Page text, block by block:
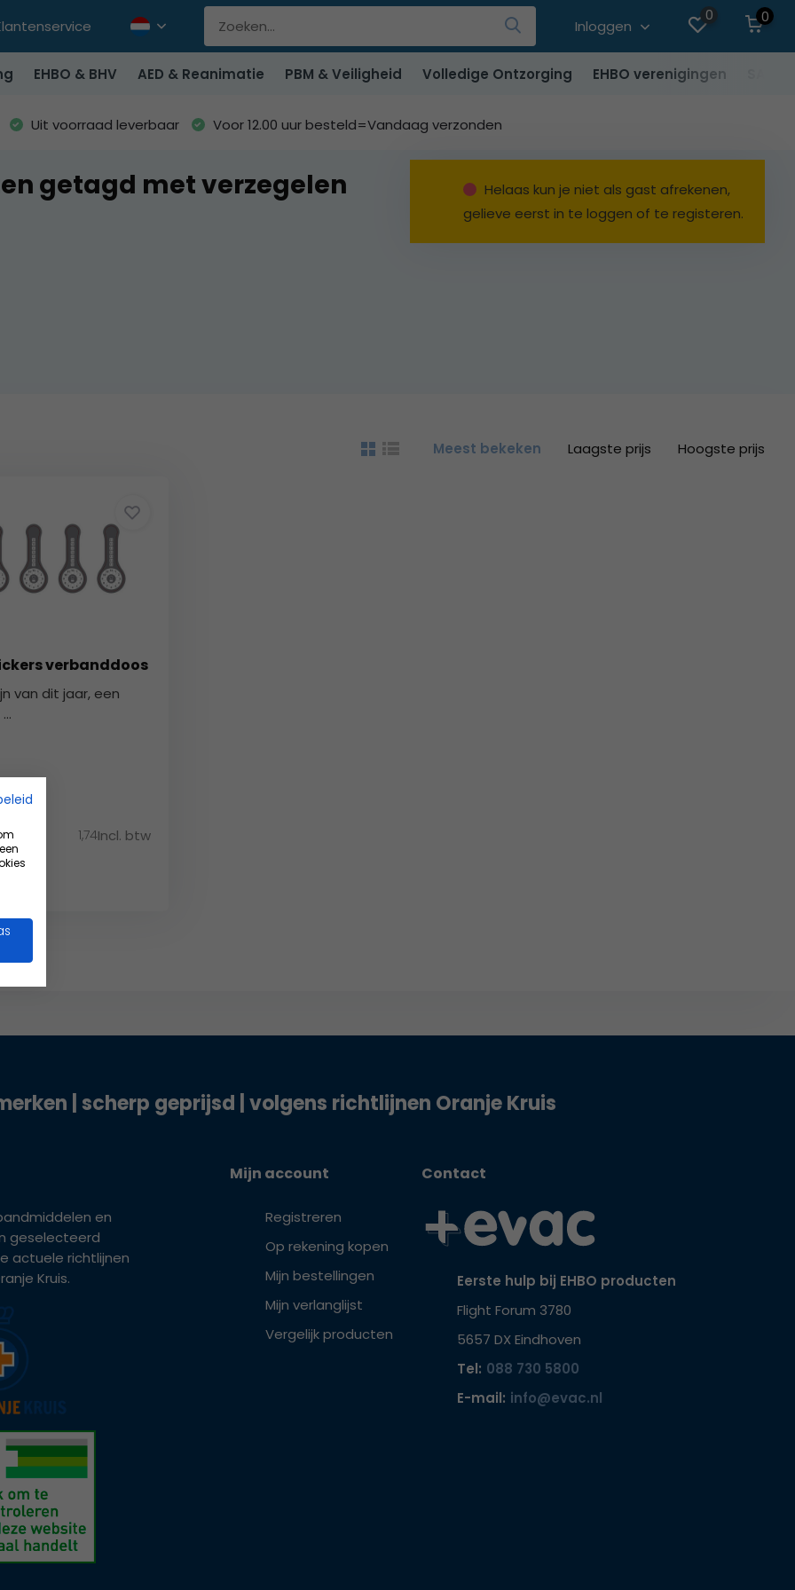
Inloggen
0
0
EHBO & BHV AED & Reanimatie PBM & Veiligheid Volledige Ontzorging EHBO verenigingen
Uit voorraad leverbaar Voor 12.00 uur besteld=Vandaag verzonden
Helaas kun je niet als gast afrekenen,
gelieve eerst in te loggen of te registeren.
getagd met verzegelen
Meest bekeken Laagste prijs Hoogste prijs
verbanddoos
van dit jaar, een
1,74Incl. btw
| scherp geprijsd | volgens richtlijnen Oranje Kruis
en
geselecteerd
actuele richtlijnen
Kruis.
Mijn account
Registreren
Op rekening kopen
Mijn bestellingen
Mijn verlanglijst
Vergelijk producten
Contact
Eerste hulp bij EHBO producten
Flight Forum 3780
5657 DX Eindhoven
Tel: 088 730 5800
E-mail: info@evac.nl